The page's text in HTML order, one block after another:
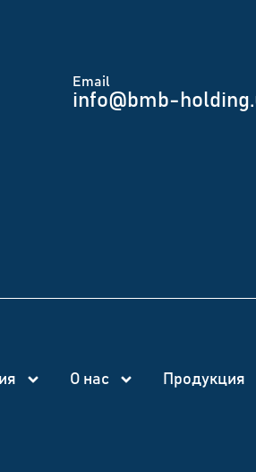
Email
info@bmb-
О нас Продукция